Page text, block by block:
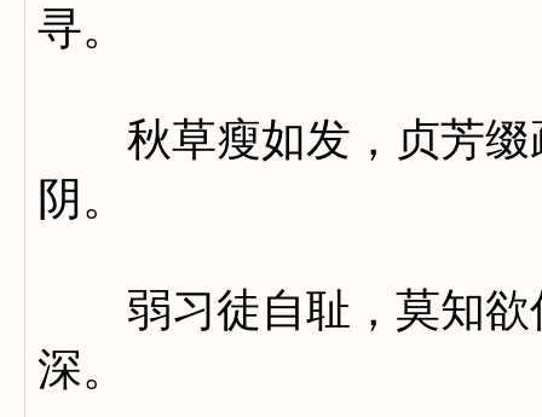
寻。
秋草瘦如发，贞芳缀
阴。
弱习徒自耻，莫知欲
深。